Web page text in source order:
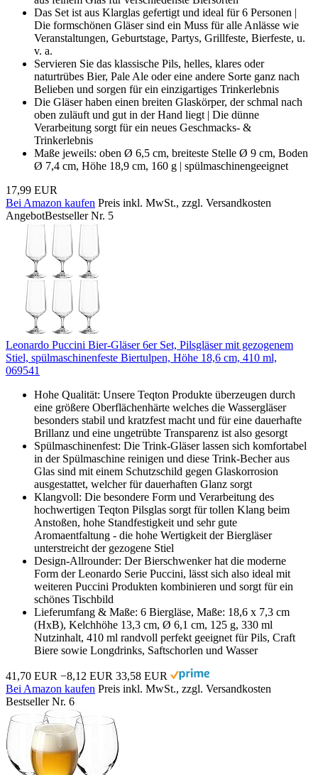
Das Set ist aus Klarglas gefertigt und ideal für 6 Personen |
Die formschönen Gläser sind ein Muss für alle Anlässe wie
Veranstaltungen, Geburtstage, Partys, Grillfeste, Bierfeste, u.
v. a.
Servieren Sie das klassische Pils, helles, klares oder
naturtrübes Bier, Pale Ale oder eine andere Sorte ganz nach
Belieben und sorgen für ein einzigartiges Trinkerlebnis
Die Gläser haben einen breiten Glaskörper, der schmal nach
oben zuläuft und gut in der Hand liegt | Die dünne
Verarbeitung sorgt für ein neues Geschmacks- &
Trinkerlebnis
Maße jeweils: oben Ø 6,5 cm, breiteste Stelle Ø 9 cm, Boden
Ø 7,4 cm, Höhe 18,9 cm, 160 g | spülmaschinengeeignet
17,99 EUR
Bei Amazon kaufen Preis inkl. MwSt., zzgl. Versandkosten
AngebotBestseller Nr. 5
Leonardo Puccini Bier-Gläser 6er Set, Pilsgläser mit gezogenem
Stiel, spülmaschinenfeste Biertulpen, Höhe 18,6 cm, 410 ml,
069541
Hohe Qualität: Unsere Teqton Produkte überzeugen durch
eine größere Oberflächenhärte welches die Wassergläser
besonders stabil und kratzfest macht und für eine dauerhafte
Brillanz und eine ungetrübte Transparenz ist also gesorgt
Spülmaschinenfest: Die Trink-Gläser lassen sich komfortabel
in der Spülmaschine reinigen und diese Trink-Becher aus
Glas sind mit einem Schutzschild gegen Glaskorrosion
ausgestattet, welcher für dauerhaften Glanz sorgt
Klangvoll: Die besondere Form und Verarbeitung des
hochwertigen Teqton Pilsglas sorgt für tollen Klang beim
Anstoßen, hohe Standfestigkeit und sehr gute
Aromaentfaltung - die hohe Wertigkeit der Biergläser
unterstreicht der gezogene Stiel
Design-Allrounder: Der Bierschwenker hat die moderne
Form der Leonardo Serie Puccini, lässt sich also ideal mit
weiteren Puccini Produkten kombinieren und sorgt für ein
schönes Tischbild
Lieferumfang & Maße: 6 Biergläse, Maße: 18,6 x 7,3 cm
(HxB), Kelchhöhe 13,3 cm, Ø 6,1 cm, 125 g, 330 ml
Nutzinhalt, 410 ml randvoll perfekt geeignet für Pils, Craft
Biere sowie Longdrinks, Saftschorlen und Wasser
41,70 EUR −8,12 EUR 33,58 EUR
Bei Amazon kaufen Preis inkl. MwSt., zzgl. Versandkosten
Bestseller Nr. 6